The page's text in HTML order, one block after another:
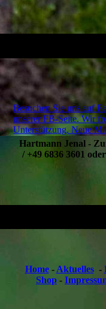
Besuchen Sie uns auf
unserer FB-Seite. Wir
Unterstützung. Neue
Hartmann Jenal -
/ +49 6836 3601
Home- Aktuelles-
Shop -